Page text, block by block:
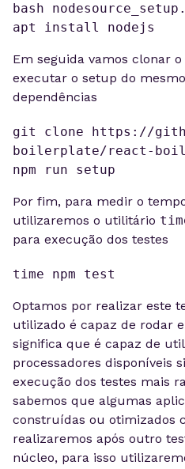
bash
apt install nodejs
Em seguida vamos clonar
executar o setup do
dependências
git clone https://
boilerplate/react-
npm run setup
Por fim, para medir o
utilizaremos o utilitário
para execução dos testes
time npm test
Optamos por realizar este
utilizado é capaz de rodar
significa que é capaz de
processadores disponíveis
execução dos testes mais
sabemos que algumas
construídas ou otimizados
realizaremos após outro
núcleo, para isso